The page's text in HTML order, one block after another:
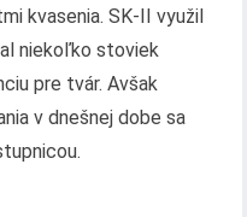
kvasenia. SK-II využil
niekoľko stoviek
pre tvár. Avšak
v dnešnej dobe sa